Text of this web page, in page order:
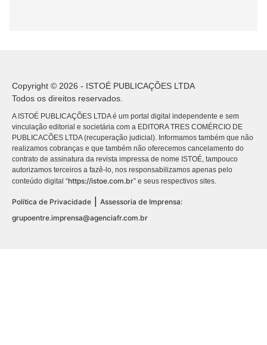
Copyright © 2026 - ISTOÉ PUBLICAÇÕES LTDA
Todos os direitos reservados.
A ISTOÉ PUBLICAÇÕES LTDA é um portal digital independente e sem
vinculação editorial e societária com a EDITORA TRES COMÉRCIO DE
PUBLICACÕES LTDA (recuperação judicial). Informamos também que não
realizamos cobranças e que também não oferecemos cancelamento do
contrato de assinatura da revista impressa de nome ISTOÉ, tampouco
autorizamos terceiros a fazê-lo, nos responsabilizamos apenas pelo
conteúdo digital “https://istoe.com.br” e seus respectivos sites.
Política de Privacidade
Assessoria de Imprensa:
grupoentre.imprensa@agenciafr.com.br